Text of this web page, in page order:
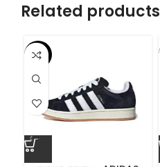
Related products
-55%